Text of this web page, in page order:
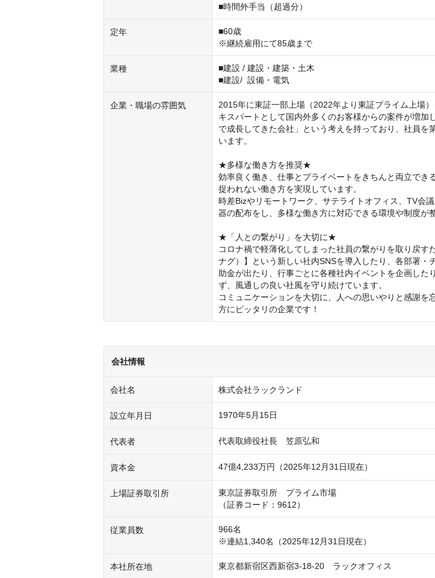
■時間外手当（超過分）
定年
■60歳
※継続雇用にて85歳まで
業種
■建設 / 建設・建築・土木
■建設/  設備・電気
企業・職場の雰囲気
2015年に東証一部上場（2022年より東証プライム上場
キスパートとして国内外多くのお客様からの案件が増加
で成長してきた会社」という考えを持っており、社員を
います。
★多様な働き方を推奨★
効率良く働き、仕事とプライベートをきちんと両立でき
捉われない働き方を実現しています。
時差Bizやリモートワーク、サテライトオフィス、TV会
器の配布をし、多様な働き方に対応できる環境や制度が
★「人との繋がり」を大切に★
コロナ禍で軽薄化してしまった社員の繋がりを取り戻す
ナグ）】という新しい社内SNSを導入したり、各部署・
助金が出たり、行事ごとに各種社内イベントを企画した
ず、風通しの良い社風を守り続けています。
コミュニケーションを大切に、人への思いやりと感謝を
方にピッタリの企業です！
会社情報
会社名 株式会社ラックランド
設立年月日 1970年5月15日
代表者 代表取締役社長　笠原弘和
資本金
上場証券取引所
東京証券取引所　プライム市場
（証券コード：9612）
従業員数
966名
本社所在地 東京都新宿区西新宿3-18-20　ラックオフィス